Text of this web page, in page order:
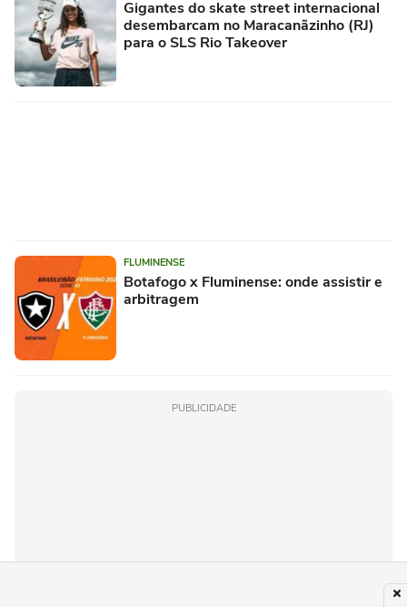
Gigantes do skate street internacional
desembarcam no Maracanãzinho (RJ)
para o SLS Rio Takeover
FLUMINENSE
Botafogo x Fluminense: onde assistir e
arbitragem
PUBLICIDADE